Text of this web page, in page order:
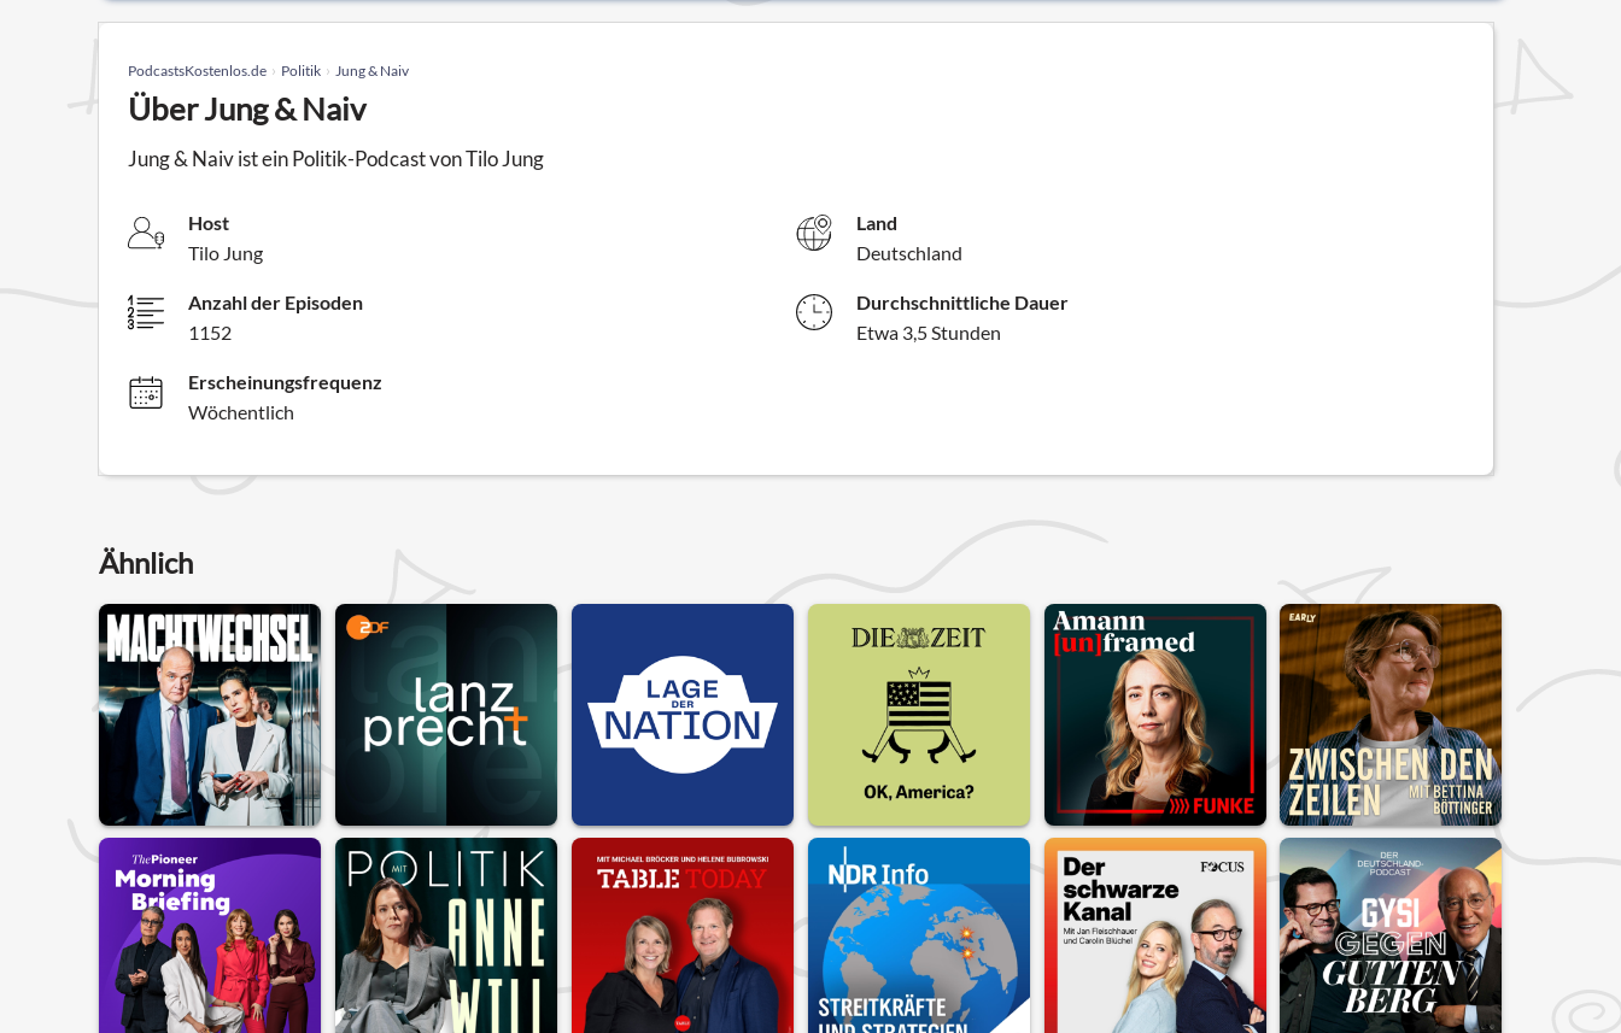
PodcastsKostenlos.de Politik Jung & Naiv
Über Jung & Naiv
Jung & Naiv ist ein Politik-Podcast von Tilo Jung
Host
Tilo Jung
Land
Deutschland
Anzahl der Episoden
1152
Durchschnittliche Dauer
Etwa 3,5 Stunden
Erscheinungsfrequenz
Wöchentlich
Ähnlich